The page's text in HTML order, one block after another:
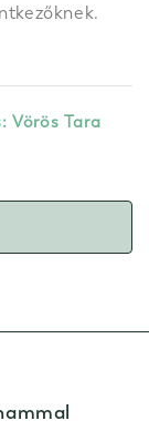
Vörös Tara